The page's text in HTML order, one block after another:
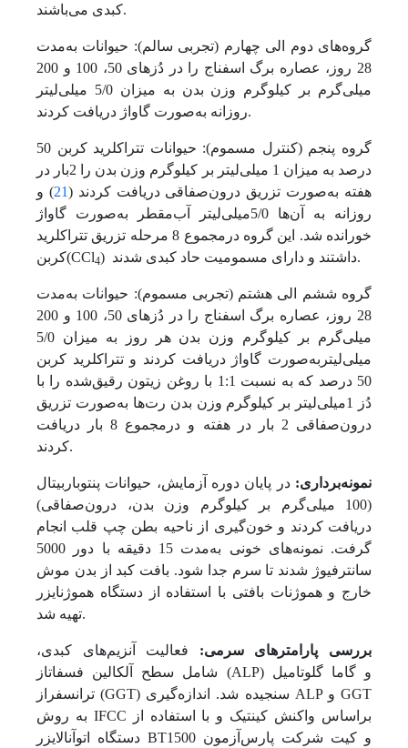
کبدی‌ می‌باشند.
گروه‌های دوم الی چهارم (تجربی سالم): حیوانات به‌مدت
28 روز، عصاره برگ اسفناج را در دُزهای 50، 100 و 200
میلی‌گرم بر کیلوگرم وزن بدن به میزان 5/0 میلی‌لیتر
روزانه به‌صورت گاواژ دریافت کردند.
گروه پنجم (کنترل مسموم): حیوانات ‌تتراکلرید کربن 50
درصد به میزان 1 میلی‌لیتر بر کیلوگرم وزن بدن را 2بار در
هفته به‌صورت تزریق درون‌صفاقی دریافت کردند (21) و
روزانه به آن‌ها 5/‌0میلی‌لیتر آب‌مقطر به‌صورت گاواژ
خورانده شد. این گروه درمجموع 8 مرحله تزریق تتراکلرید
کربن(CCl4 ) داشتند و دارای مسمومیت حاد کبدی شدند.
گروه ششم الی هشتم (تجربی مسموم): حیوانات به‌مدت
28 روز، عصاره برگ اسفناج را در دُزهای 50، 100 و 200
میلی‌گرم بر کیلوگرم وزن بدن هر روز به میزان 5/0
میلی‌لیتربه‌صورت گاواژ دریافت کردند و ‌تتراکلرید کربن
50 درصد که به نسبت 1:1 با روغن زیتون رقیق‌شده را با
دُز 1میلی‌لیتر بر کیلوگرم وزن بدن رت‌‌ها به‌صورت تزریق
درون‌صفاقی 2 بار در هفته و در‌مجموع 8 بار دریافت
کردند.
نمونه‌برداری:در پایان دوره آزمایش، حیوانات پنتوباربیتال
(100 میلی‌گرم بر کیلوگرم وزن بدن، درون‌صفاقی)
دریافت کردند و خون‌گیری از ناحیه بطن چپ قلب انجام
گرفت. نمونه‌های خونی به‌مدت 15 دقیقه با دور 5000
سانترفیوژ شدند تا سرم جدا شود. بافت کبد از بدن موش
خارج و هموژنات بافتی با استفاده از دستگاه هموژنایزر
تهیه شد.
بررسی پارامترهای سرمی: فعالیت آنزیم‌های کبدی،
شامل سطح آلکالین فسفاتاز (ALP) و گاما گلوتامیل
ترانسفراز (GGT) سنجیده شد. اندازه‌گیری ALP و GGT
به روش IFCC بر‌اساس واکنش کینتیک و با استفاده از
دستگاه اتوآنالایزر BT1500 و کیت شرکت پارس‌آزمون